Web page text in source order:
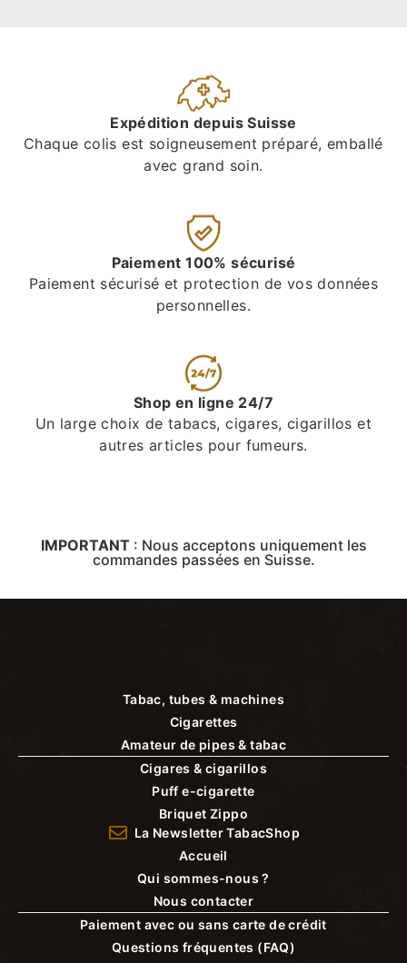
Expédition depuis Suisse
Chaque colis est soigneusement préparé, emballé
avec grand soin.
Paiement 100% sécurisé
Paiement sécurisé et protection de vos données
personnelles.
Shop en ligne 24/7
Un large choix de tabacs, cigares, cigarillos et
autres articles pour fumeurs.
IMPORTANT : Nous acceptons uniquement les
commandes passées en Suisse.
Tabac, tubes & machines
Cigarettes
Amateur de pipes & tabac
Cigares & cigarillos
Puff e-cigarette
Briquet Zippo
La Newsletter TabacShop
Accueil
Qui sommes-nous ?
Nous contacter
Paiement avec ou sans carte de crédit
Questions fréquentes (FAQ)